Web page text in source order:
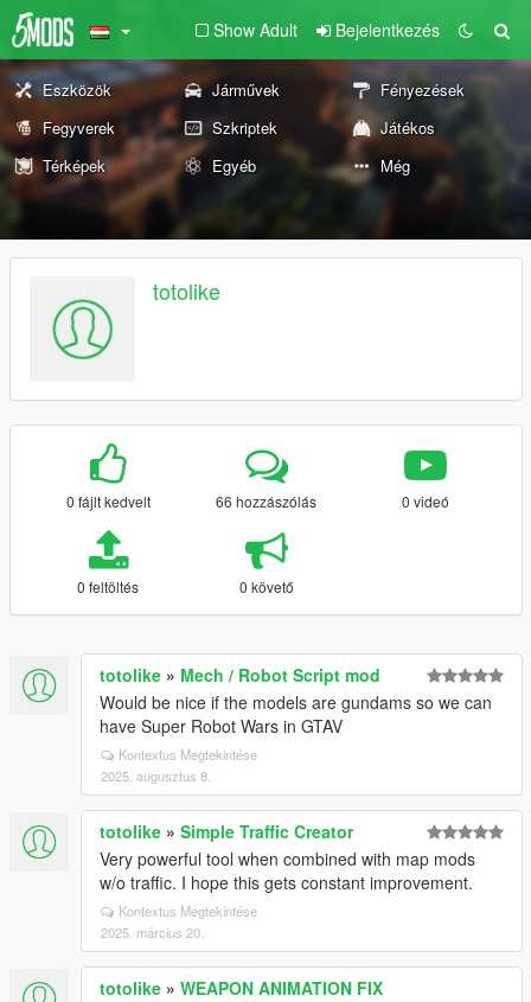
Show Adult Bejelentkezés
Eszközök Járművek
Fényezések
Fegyverek
Szkriptek
Játékos
Térképek
Egyéb Még
totolike
0 fájlt kedvelt 66 hozzászólás 0 videó
0 feltöltés 0 követő
totolike » Mech / Robot Script mod
Would be nice if the models are gundams so we can
have Super Robot Wars in GTAV
Kontextus Megtekintése
2025. augusztus 8.
totolike » Simple Traffic Creator
Very powerful tool when combined with map mods
w/o traffic. I hope this gets constant improvement.
Kontextus Megtekintése
2025. március 20.
totolike » WEAPON ANIMATION FIX